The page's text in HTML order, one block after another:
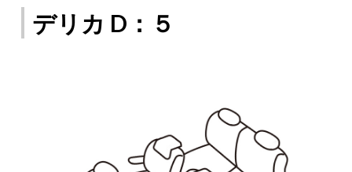
デリカ D：５